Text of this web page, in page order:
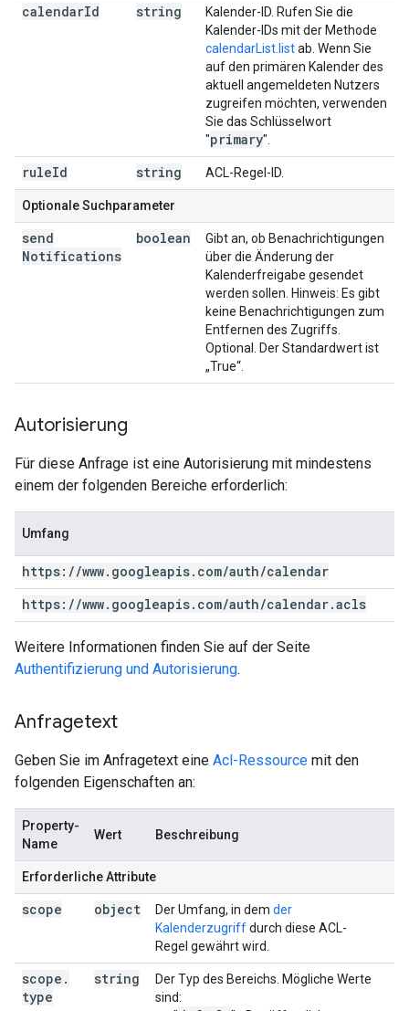
calendarId string
Kalender-ID. Rufen Sie die
Kalender-IDs mit der Methode
calendarList.listab. Wenn Sie
auf den primären Kalender des
aktuell angemeldeten Nutzers
zugreifen möchten, verwenden
Sie das Schlüsselwort
"primary".
ruleId string ACL-Regel-ID.
Optionale Suchparameter
send
Notifications
boolean
Gibt an, ob Benachrichtigungen
über die Änderung der
Kalenderfreigabe gesendet
werden sollen. Hinweis: Es gibt
keine Benachrichtigungen zum
Entfernen des Zugriffs.
Optional. Der Standardwert ist
„True“.
Autorisierung
Für diese Anfrage ist eine Autorisierung mit mindestens
einem der folgenden Bereiche erforderlich:
Umfang
https: //www. googleapis. com/auth/calendar
https: //www. googleapis. com/auth/calendar.acls
Weitere Informationen finden Sie auf der Seite
Authentifizierung und Autorisierung.
Anfragetext
Geben Sie im Anfragetext eine Acl-Ressource mit den
folgenden Eigenschaften an:
Property-
Name
Wert Beschreibung
Erforderliche Attribute
scope object Der Umfang, in dem der
Kalenderzugriffdurch diese ACL-
Regel gewährt wird.
scope .
type
string
Der Typ des Bereichs. Mögliche Werte
sind: